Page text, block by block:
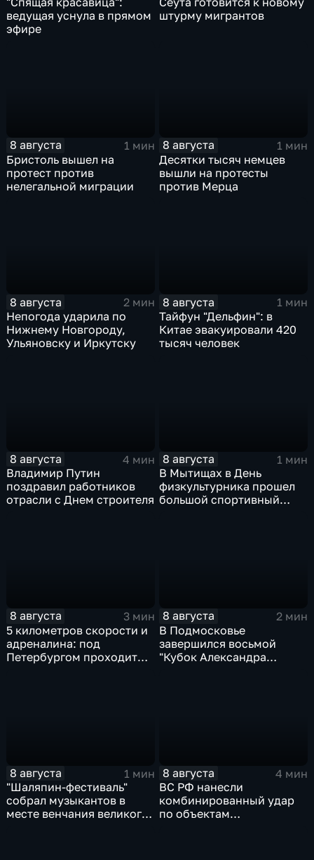
ведущая уснула в прямом
эфире
штурму мигрантов
8 августа
1 мин
Бристоль вышел на
протест против
нелегальной миграции
8 августа
1 мин
Десятки тысяч немцев
вышли на протесты
против Мерца
8 августа
2 мин
Непогода ударила по
Нижнему Новгороду,
Ульяновску и Иркутску
8 августа
1 мин
Тайфун "Дельфин": в
Китае эвакуировали 420
тысяч человек
8 августа
4 мин
Владимир Путин
поздравил работников
отрасли с Днем строителя
8 августа
1 мин
В Мытищах в День
физкультурника прошел
большой спортивный
8 августа
3 мин
5 километров скорости и
адреналина: под
Петербургом проходит
8 августа
2 мин
В Подмосковье
завершился восьмой
"Кубок Александра
8 августа
1 мин
"Шаляпин‑фестиваль"
собрал музыкантов в
месте венчания великого
8 августа
4 мин
ВС РФ нанесли
комбинированный удар
по объектам